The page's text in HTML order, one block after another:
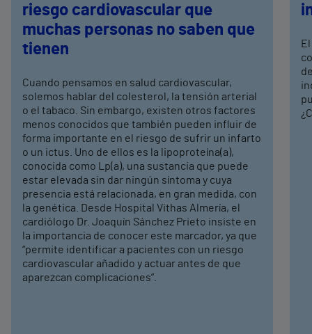
riesgo cardiovascular que
muchas personas no saben que
tienen
Cuando pensamos en salud cardiovascular,
solemos hablar del colesterol, la tensión arterial
o el tabaco. Sin embargo, existen otros factores
menos conocidos que también pueden influir de
forma importante en el riesgo de sufrir un infarto
o un ictus. Uno de ellos es la lipoproteína(a),
conocida como Lp(a), una sustancia que puede
estar elevada sin dar ningún síntoma y cuya
presencia está relacionada, en gran medida, con
la genética. Desde Hospital Vithas Almería, el
cardiólogo Dr. Joaquín Sánchez Prieto insiste en
la importancia de conocer este marcador, ya que
“permite identificar a pacientes con un riesgo
cardiovascular añadido y actuar antes de que
aparezcan complicaciones”.